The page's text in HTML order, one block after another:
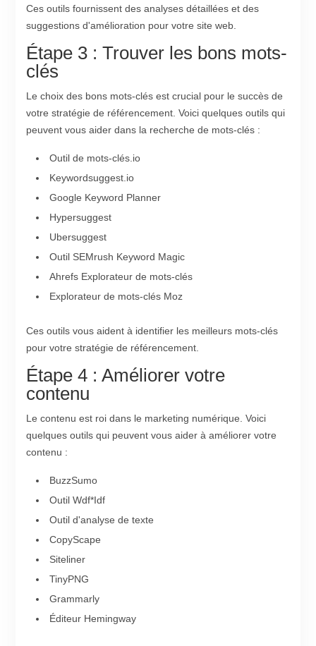
Ces outils fournissent des analyses détaillées et des
suggestions d'amélioration pour votre site web.
Étape 3 : Trouver les bons mots-
clés
Le choix des bons mots-clés est crucial pour le succès de
votre stratégie de référencement. Voici quelques outils qui
peuvent vous aider dans la recherche de mots-clés :
Outil de mots-clés.io
Keywordsuggest.io
Google Keyword Planner
Hypersuggest
Ubersuggest
Outil SEMrush Keyword Magic
Ahrefs Explorateur de mots-clés
Explorateur de mots-clés Moz
Ces outils vous aident à identifier les meilleurs mots-clés
pour votre stratégie de référencement.
Étape 4 : Améliorer votre
contenu
Le contenu est roi dans le marketing numérique. Voici
quelques outils qui peuvent vous aider à améliorer votre
contenu :
BuzzSumo
Outil Wdf*Idf
Outil d'analyse de texte
CopyScape
Siteliner
TinyPNG
Grammarly
Éditeur Hemingway